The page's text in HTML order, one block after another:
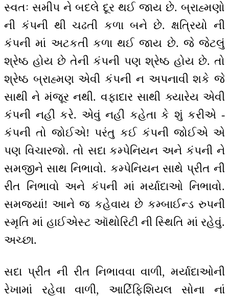
સ્વતઃ સમીપ ને બદલે દૂર થઈ જાય છે. બ્રાહ્મણો
ની કંપની થી ચઢતી કળા બને છે. ક્ષત્રિયો ની
કંપની માં અટકતી કળા થઈ જાય છે. જે જેટલું
શ્રેષ્ઠ હોય છે તેની કંપની પણ શ્રેષ્ઠ હોય છે. તો
શ્રેષ્ઠ બ્રાહ્મણ એવી કંપની ન અપનાવી શકે જે
સાથી ને મંજૂર નથી. વફાદાર સાથી ક્યારેય એવી
કંપની નહીં કરે. એવું નહીં કહેતા કે શું કરીએ -
કંપની તો જોઈએ! પરંતુ કઈ કંપની જોઈએ એ
પણ વિચારજો. તો સદા કમ્પેનિયન અને કંપની ને
સમજીને સાથ નિભાવો. કમ્પેનિયન સાથે પ્રીત ની
રીત નિભાવો અને કંપની માં મર્યાદાઓ નિભાવો.
સમજ્યાં! આને જ કહેવાય છે કમ્બાઈન્ડ રુપની
સ્મૃતિ માં હાઈએસ્ટ ઑથોરિટી ની સ્થિતિ માં રહેવું.
અચ્છા.
સદા પ્રીત ની રીત નિભાવવા વાળી, મર્યાદાઓની
રેખામાં રહેવા વાળી, આર્ટિફિશિયલ સોના નાં